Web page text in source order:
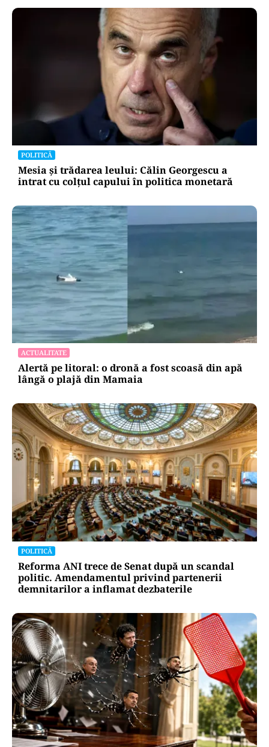
ACTUALITATE
Operațiunea de pe Dunăre întârzie.
Scufundarea barjelor amânată pentru joi.
Reactorul 2 depinde de succesul intervenției
POLITICĂ
Mesia și trădarea leului: Călin Georgescu a
intrat cu colțul capului în politica monetară
ACTUALITATE
Alertă pe litoral: o dronă a fost scoasă din apă
lângă o plajă din Mamaia
POLITICĂ
Reforma ANI trece de Senat după un scandal